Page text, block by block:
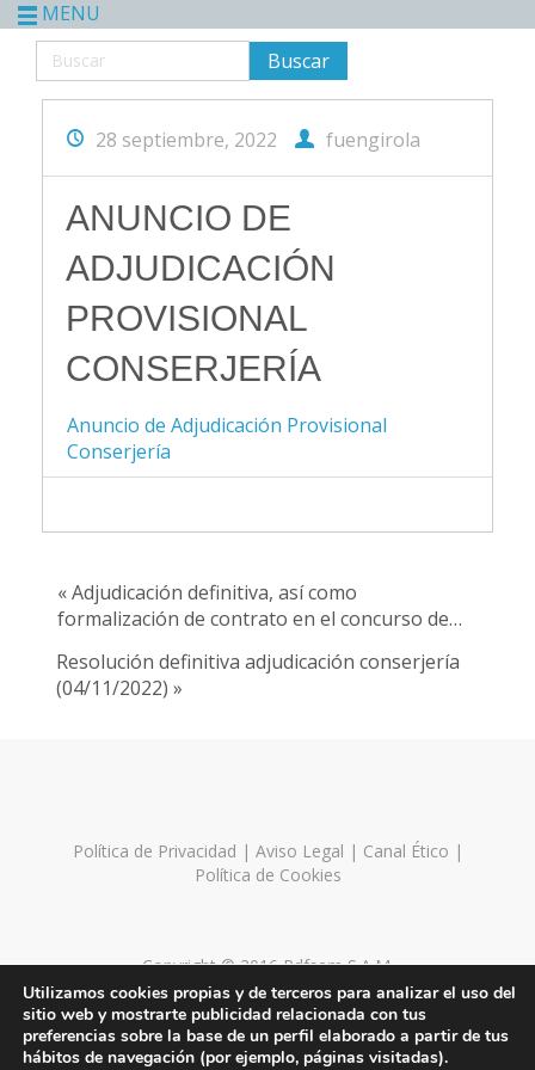
MENU
28 septiembre, 2022 fuengirola
ANUNCIO DE
ADJUDICACIÓN
PROVISIONAL
CONSERJERÍA
Anuncio de Adjudicación Provisional
Conserjería
« Adjudicación definitiva, así como
formalización de contrato en el concurso de…
Resolución definitiva adjudicación conserjería
(04/11/2022) »
Política de Privacidad | Aviso Legal | Canal Ético |
Política de Cookies
Copyright © 2016 Pdfsam S.A.M.
Utilizamos cookies propias y de terceros para analizar el uso del
sitio web y mostrarte publicidad relacionada con tus
preferencias sobre la base de un perfil elaborado a partir de tus
hábitos de navegación (por ejemplo, páginas visitadas).